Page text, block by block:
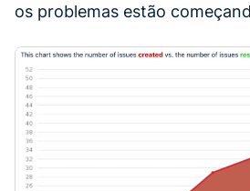
os problemas estão